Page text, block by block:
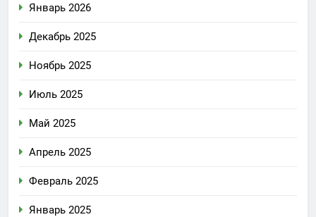
Январь 2026
Декабрь 2025
Ноябрь 2025
Июль 2025
Май 2025
Апрель 2025
Февраль 2025
Январь 2025